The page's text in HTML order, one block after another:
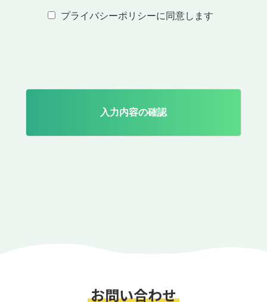
夜間飛行時間（１時間以上で入力）：
操縦者メールアドレス：
プライバシーポリシーに同意します
お問い合わせ